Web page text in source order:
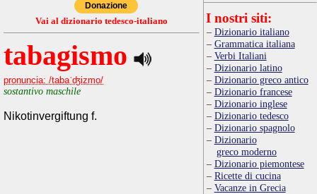
Donazione
Vai al dizionario tedesco-italiano
tabagismo
pronuncia: /tabaˈʤizmo/
sostantivo maschile
Nikotinvergiftung f.
I nostri siti:
Dizionario italiano
Grammatica italiana
Verbi Italiani
Dizionario latino
Dizionario greco antico
Dizionario francese
Dizionario inglese
Dizionario tedesco
Dizionario spagnolo
Dizionario
greco moderno
Dizionario piemontese
Ricette di cucina
Vacanze in Grecia